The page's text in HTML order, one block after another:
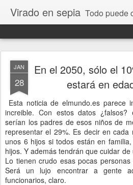
Virado en sepia Todo puede cambiar de color, depende de nosotros y de nuestra capacidad para aprender a
JAN
28
En el 2050, sólo el
estará en
Esta noticia de elmundo.es parece
increible. Con estos datos
serían los padres de esos niños de
representar el 29%. Es decir en
unos 6 hijos si todos están en
hijos. Y además tendrán que cuidar
Lo tienen crudo esas pocas
Será un lujo encontrar a gente
funcionarios, claro.